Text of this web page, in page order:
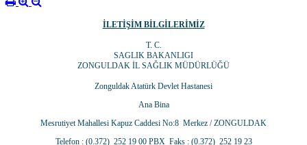
İLETİŞİM BİLGİLERİMİZ
T. C.
SAGLIK BAKANLIGI
ZONGULDAK İL SAĞLIK MÜDÜRLÜĞÜ
Zonguldak Atatürk Devlet Hastanesi
Ana Bina
Mesrutiyet Mahallesi Kapuz Caddesi No:8 Merkez / ZONGULDAK
Telefon : (0.372) 252 19 00 PBX Faks : (0.372) 252 19 23